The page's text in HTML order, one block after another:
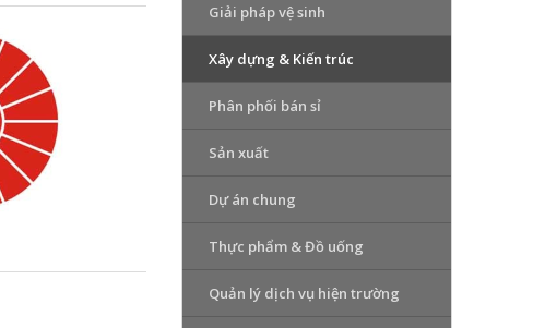
Giải pháp vệ sinh
Xây dựng & Kiến trúc
Phân phối bán sỉ
Sản xuất
Dự án chung
Thực phẩm & Đồ uống
Quản lý dịch vụ hiện trường